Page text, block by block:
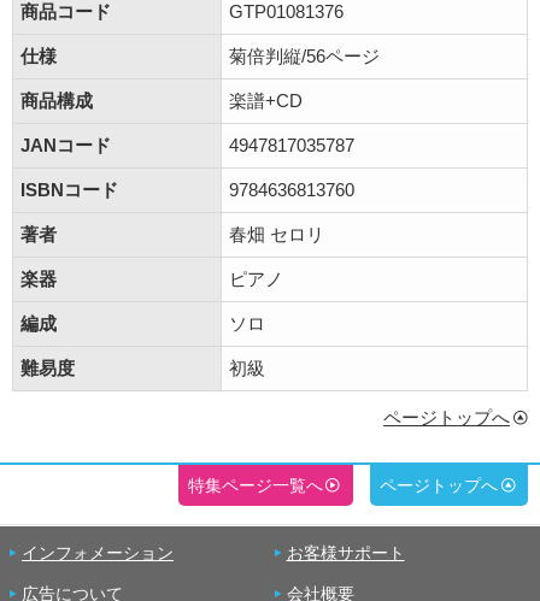
商品コード
GTP01081376
仕様 菊倍判縦/56ページ
商品構成 楽譜+CD
JANコード 4947817035787
ISBNコード 9784636813760
著者 春畑 セロリ
楽器 ピアノ
編成 ソロ
難易度 初級
ページトップへ
特集ページ一覧へ ページトップへ
インフォメーション お客様サポート
広告について 会社概要